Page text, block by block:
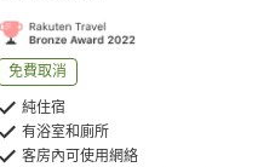
免費取消
純住宿
有浴室和廁所
客房內可使用網絡